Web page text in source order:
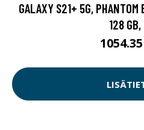
GALAXY S21+ 5G, PHANTOM
128 GB,